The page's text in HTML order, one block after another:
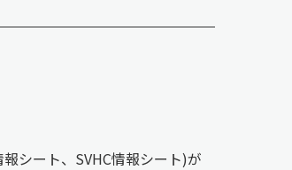
シート、SVHC情報シート)が